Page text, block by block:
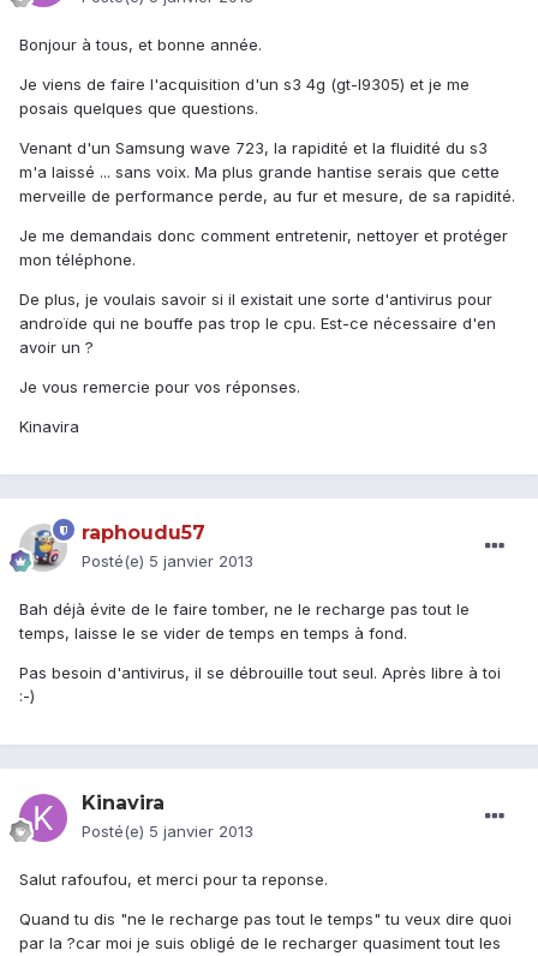
Bonjour à tous, et bonne année.
Je viens de faire l'acquisition d'un s3 4g (gt-I9305) et je me
posais quelques que questions.
Venant d'un Samsung wave 723, la rapidité et la fluidité du s3
m'a laissé ... sans voix. Ma plus grande hantise serais que cette
merveille de performance perde, au fur et mesure, de sa rapidité.
Je me demandais donc comment entretenir, nettoyer et protéger
mon téléphone.
De plus, je voulais savoir si il existait une sorte d'antivirus pour
androïde qui ne bouffe pas trop le cpu. Est-ce nécessaire d'en
avoir un ?
Je vous remercie pour vos réponses.
Kinavira
raphoudu57
Posté(e) 5 janvier 2013
Bah déjà évite de le faire tomber, ne le recharge pas tout le
temps, laisse le se vider de temps en temps à fond.
Pas besoin d'antivirus, il se débrouille tout seul. Après libre à toi
:-)
Kinavira
Posté(e) 5 janvier 2013
Salut rafoufou, et merci pour ta reponse.
Quand tu dis "ne le recharge pas tout le temps" tu veux dire quoi
par la ?car moi je suis obligé de le recharger quasiment tout les